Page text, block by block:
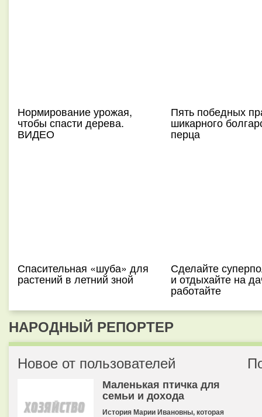
Нормирование урожая,
чтобы спасти дерева.
ВИДЕО
Пять победных
шикарного
перца
Спасительная «шуба» для
растений в летний зной
Сделайте
и отдыхайте на
работайте
НАРОДНЫЙ РЕПОРТЕР
Новое от пользователей
Маленькая птичка для
семьи и дохода
История Марии Ивановны, которая